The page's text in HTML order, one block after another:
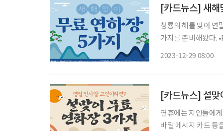
[카드뉴스] 새해
청룡의 해를 맞아 연
가지를 준비해봤다.
2023-12-29 08:00
[카드뉴스] 설맞
연휴에는 지인들에
바일 메시지 카드 등